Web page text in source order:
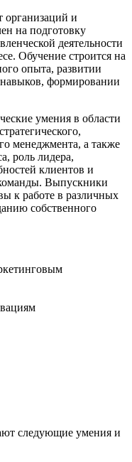
организаций и
на подготовку
деятельности
Обучение строится на
опыта, развитии
навыков, формировании
умения в области
менеджмента, а также
роль лидера,
клиентов и
Выпускники
к работе в различных
собственного
следующие умения и